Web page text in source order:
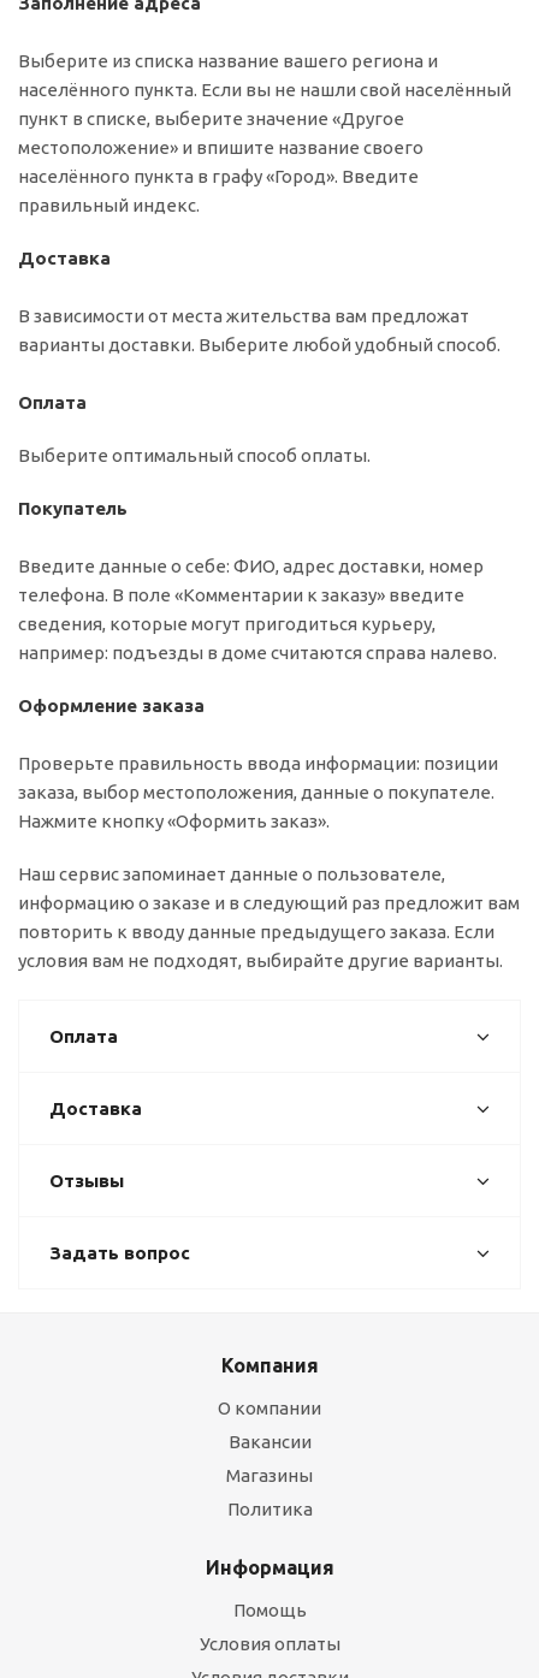
Выберите из списка название вашего региона и
населённого пункта. Если вы не нашли свой населённый
пункт в списке, выберите значение «Другое
местоположение» и впишите название своего
населённого пункта в графу «Город». Введите
правильный индекс.
Доставка
В зависимости от места жительства вам предложат
варианты доставки. Выберите любой удобный способ.
Оплата
Выберите оптимальный способ оплаты.
Покупатель
Введите данные о себе: ФИО, адрес доставки, номер
телефона. В поле «Комментарии к заказу» введите
сведения, которые могут пригодиться курьеру,
например: подъезды в доме считаются справа налево.
Оформление заказа
Проверьте правильность ввода информации: позиции
заказа, выбор местоположения, данные о покупателе.
Нажмите кнопку «Оформить заказ».
Наш сервис запоминает данные о пользователе,
информацию о заказе и в следующий раз предложит вам
повторить к вводу данные предыдущего заказа. Если
условия вам не подходят, выбирайте другие варианты.
Оплата
Доставка
Отзывы
Задать вопрос
Компания
О компании
Вакансии
Магазины
Политика
Информация
Помощь
Условия оплаты